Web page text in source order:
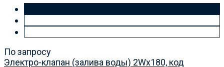
По запросу
Электро-клапан (залива воды) 2Wx180, код